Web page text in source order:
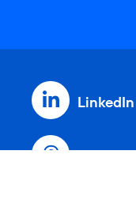
LinkedIn
Threads